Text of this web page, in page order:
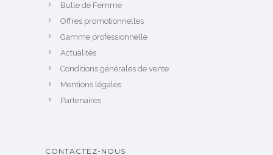
Bulle de Femme
Offres promotionnelles
Gamme professionnelle
Actualités
Conditions générales de vente
Mentions légales
Partenaires
CONTACTEZ-NOUS